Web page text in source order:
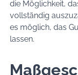
die Möglichkeit,
vollständig
es möglich, das
lassen.